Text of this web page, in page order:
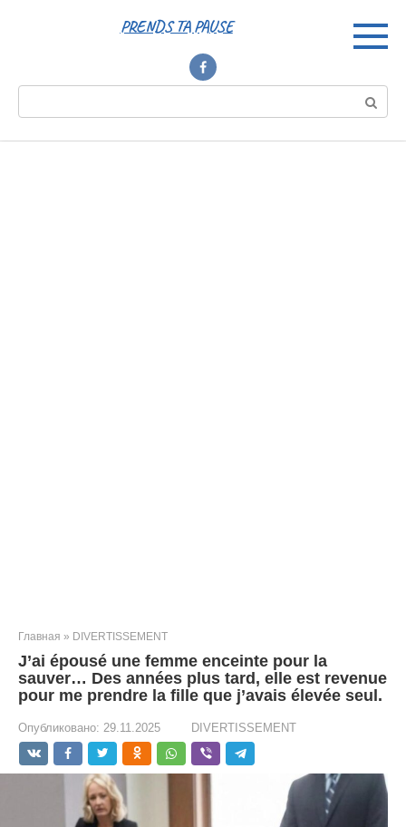
PRENDS TA PAUSE
Главная » DIVERTISSEMENT
J’ai épousé une femme enceinte pour la
sauver… Des années plus tard, elle est revenue
pour me prendre la fille que j’avais élevée seul.
Опубликовано: 29.11.2025 DIVERTISSEMENT